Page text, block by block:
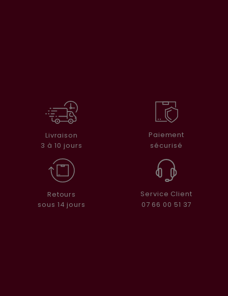
Livraison
3 à 10 jours
Paiement
sécurisé
Retours
sous 14 jours
Service Client
07 66 00 51 37